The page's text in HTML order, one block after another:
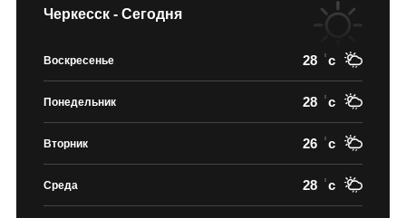
Черкесск - Сегодня
Воскресенье 28 c
Понедельник 28 c
Вторник 26 c
Среда 28 c